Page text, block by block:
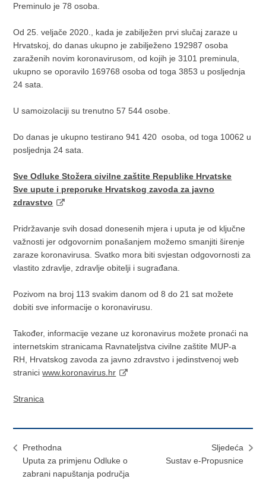
Preminulo je 78 osoba.
Od 25. veljače 2020., kada je zabilježen prvi slučaj zaraze u
Hrvatskoj, do danas ukupno je zabilježeno 192987 osoba
zaraženih novim koronavirusom, od kojih je 3101 preminula,
ukupno se oporavilo 169768 osoba od toga 3853 u posljednja
24 sata.
U samoizolaciji su trenutno 57 544 osobe.
Do danas je ukupno testirano 941 420 osoba, od toga 10062 u
posljednja 24 sata.
Sve Odluke Stožera civilne zaštite Republike Hrvatske
Sve upute i preporuke Hrvatskog zavoda za javno
zdravstvo
Pridržavanje svih dosad donesenih mjera i uputa je od ključne
važnosti jer odgovornim ponašanjem možemo smanjiti širenje
zaraze koronavirusa. Svatko mora biti svjestan odgovornosti za
vlastito zdravlje, zdravlje obitelji i sugrađana.
Pozivom na broj 113 svakim danom od 8 do 21 sat možete
dobiti sve informacije o koronavirusu.
Također, informacije vezane uz koronavirus možete pronaći na
internetskim stranicama Ravnateljstva civilne zaštite MUP-a
RH, Hrvatskog zavoda za javno zdravstvo i jedinstvenoj web
straniciwww.koronavirus.hr
Stranica
Prethodna
Uputa za primjenu Odluke o
zabrani napuštanja područja
Sljedeća
Sustav e-Propusnice